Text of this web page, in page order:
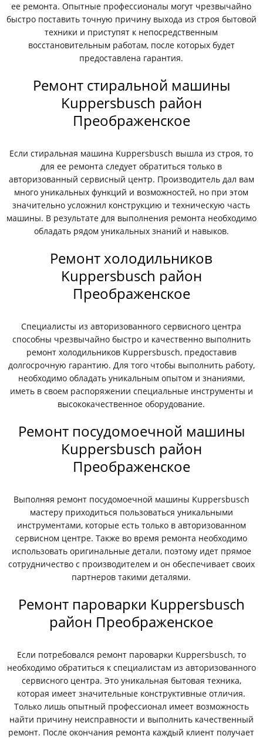
ее ремонта. Опытные профессионалы могут чрезвычайно
быстро поставить точную причину выхода из строя бытовой
техники и приступят к непосредственным
восстановительным работам, после которых будет
предоставлена гарантия.
Ремонт стиральной машины
Kuppersbusch район
Преображенское
Если стиральная машина Kuppersbusch вышла из строя, то
для ее ремонта следует обратиться только в
авторизованный сервисный центр. Производитель дал вам
много уникальных функций и возможностей, но при этом
значительно усложнил конструкцию и техническую часть
машины. В результате для выполнения ремонта необходимо
обладать рядом уникальных знаний и навыков.
Ремонт холодильников
Kuppersbusch район
Преображенское
Специалисты из авторизованного сервисного центра
способны чрезвычайно быстро и качественно выполнить
ремонт холодильников Kuppersbusch, предоставив
долгосрочную гарантию. Для того чтобы выполнить работу,
необходимо обладать уникальным опытом и знаниями,
иметь в своем распоряжении специальные инструменты и
высококачественное оборудование.
Ремонт посудомоечной машины
Kuppersbusch район
Преображенское
Выполняя ремонт посудомоечной машины Kuppersbusch
мастеру приходиться пользоваться уникальными
инструментами, которые есть только в авторизованном
сервисном центре. Также во время ремонта необходимо
использовать оригинальные детали, поэтому идет прямое
сотрудничество с производителем и он обеспечивает своих
партнеров такими деталями.
Ремонт пароварки Kuppersbusch
район Преображенское
Если потребовался ремонт пароварки Kuppersbusch, то
необходимо обратиться к специалистам из авторизованного
сервисного центра. Это уникальная бытовая техника,
которая имеет значительные конструктивные отличия.
Только лишь опытный профессионал имеет возможность
найти причину неисправности и выполнить качественный
ремонт. После окончания ремонта каждый клиент получает